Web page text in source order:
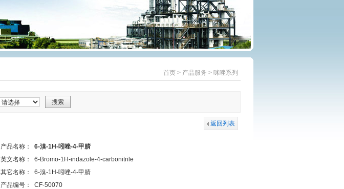
首页 > 产品服务 > 咪唑系列
返回列表
产品名称：
6-溴-1H-吲唑-4-甲腈
英文名称：
6-Bromo-1H-indazole-4-carbonitrile
其它名称：
6-溴-1H-吲唑-4-甲腈
产品编号：
CF-50070